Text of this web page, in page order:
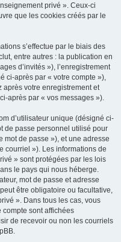
privé ». Ceux-ci
que les cookies créés par le
s’effectue par le biais des
entre autres : la publication en
d’invités »), l’enregistrement
ci-après par « votre compte »),
votre enregistrement et
après par « vos messages »).
d’utilisateur unique (désigné ci-
de passe personnel utilisé pour
mot de passe »), et une adresse
courriel »). Les informations de
» sont protégées par les lois
le pays qui nous héberge.
mot de passe et adresse
être obligatoire ou facultative,
». Dans tous les cas, vous
sont affichées
de recevoir ou non les courriels